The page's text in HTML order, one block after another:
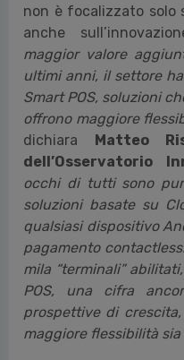
non è focalizzato solo
anche
maggior valore
ultimi anni, il settore
Smart POS, soluzioni
offrono maggiore
dichiara
Matteo
dell’Osservatorio
occhi di tutti sono
soluzioni basate su
qualsiasi dispositivo
pagamento
mila “terminali”
POS, una cifra
prospettive di
maggiore flessibilità